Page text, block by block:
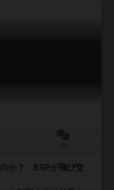
のか？ ESPが飛び交